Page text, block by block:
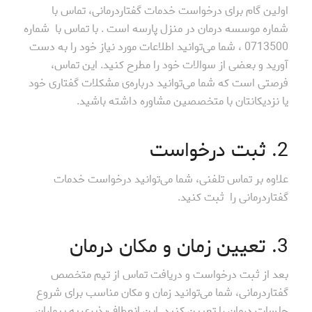
اولین گام برای درخواست خدمات گفتاردرمانی، تماس با
شماره‌ موسسه درمان در منزل پارسه است . با تماس با شماره‌
0713500 ، شما می‌توانید اطلاعات مورد نیاز خود را به دست
آورید و بعضی از سوالات خود را مطرح کنید. این تماس،
فرصتی است که شما می‌توانید درباره‌ی مشکلات گفتاری خود
یا نزدیکانتان با متخصصین مشاوره داشته باشید.
2. ثبت درخواست
علاوه بر تماس تلفنی، شما می‌توانید درخواست خدمات
گفتاردرمانی را ثبت کنید.
3. تعیین زمان و مکان درمان
بعد از ثبت درخواست و دریافت تماس از تیم متخصص
گفتاردرمانی، شما می‌توانید زمان و مکان مناسب برای شروع